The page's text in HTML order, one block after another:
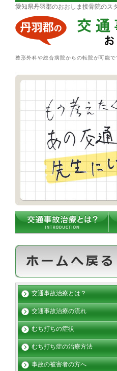
愛知県丹羽郡のおおしま接骨院のス
整形外科や総合病院からの転院が可能で
交通事故治療とは？
交通事故治療の流れ
むち打ちの症状
むち打ち症の治療方法
事故の被害者の方へ